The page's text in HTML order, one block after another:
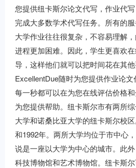
您提供纽卡斯尔论文代写，作业代
完成大多数学术代写任务。所有的服
大学作业往往很复杂，不容易理解
进程更加困难。因此，学生更喜欢
导，这样他们就可以把时间花在其他
ExcellentDue随时为您提供作业论
每一秒都可以在为您在线评估价格
为您提供帮助。纽卡斯尔市有两所
大学和诺桑比亚大学的纽卡斯尔校
和1992年。两所大学均位于市中心
说是一座以大学为中心的城市。此外
科技博物馆和艺术博物馆。纽卡斯